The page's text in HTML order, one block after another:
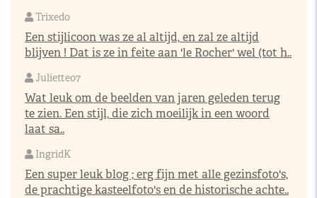
Trixedo
Een stijlicoon was ze al altijd, en zal ze altijd
blijven ! Dat is ze in feite aan 'le Rocher' wel (tot h..
Juliette07
Wat leuk om de beelden van jaren geleden terug
te zien. Een stijl, die zich moeilijk in een woord
laat sa..
IngridK
Een super leuk blog ; erg fijn met alle gezinsfoto's,
de prachtige kasteelfoto's en de historische achte..